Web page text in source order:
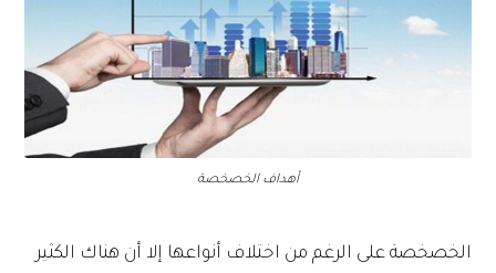
أهداف الخصخصة
الخصخصة على الرغم من اختلاف أنواعها إلا أن هناك الكثير